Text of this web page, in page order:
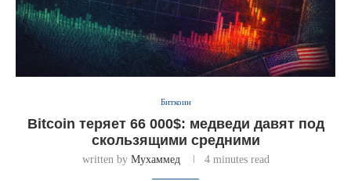
Биткоин
Bitcoin теряет 66 000$: медведи давят под
скользящими средними
written by Мухаммед 4 minutes read